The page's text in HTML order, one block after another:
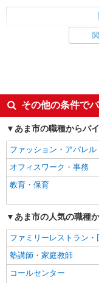
英語が活かせる
車通勤OK
社会保険あり
その他の条件で
あま市の職種からバ
ファッション・アパレル
オフィスワーク・事務
教育・保育
あま市の人気の職種
ファミリーレストラン・
塾講師・家庭教師
コールセンター